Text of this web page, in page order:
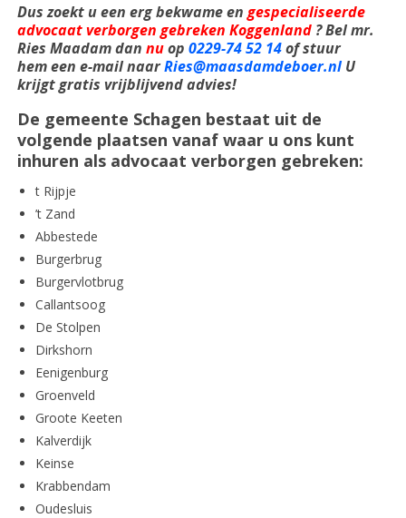
Dus zoekt u een erg bekwame en gespecialiseerde
advocaat verborgen gebreken Koggenland ? Bel mr.
Ries Maadam dan nuop 0229-74 52 14of stuur
hem een e-mail naarRies@maasdamdeboer.nl U
krijgt gratis vrijblijvend advies!
De gemeente Schagen bestaat uit de
volgende plaatsen vanaf waar u ons kunt
inhuren als advocaat verborgen gebreken:
t Rijpje
’t Zand
Abbestede
Burgerbrug
Burgervlotbrug
Callantsoog
De Stolpen
Dirkshorn
Eenigenburg
Groenveld
Groote Keeten
Kalverdijk
Keinse
Krabbendam
Oudesluis